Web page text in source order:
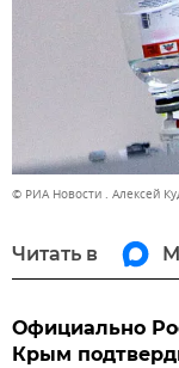
© РИА Новости . Алексей
Читать в
Официально
Крым